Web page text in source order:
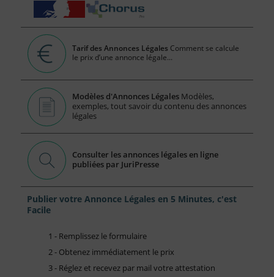
Tarif des Annonces Légales Comment se calcule
le prix d’une annonce légale...
Modèles d'Annonces Légales Modèles,
exemples, tout savoir du contenu des annonces
légales
Consulter les annonces légales en ligne
publiées par JuriPresse
Publier votre Annonce Légales en 5 Minutes, c'est
Facile
1 - Remplissez le formulaire
2 - Obtenez immédiatement le prix
3 - Réglez et recevez par mail votre attestation